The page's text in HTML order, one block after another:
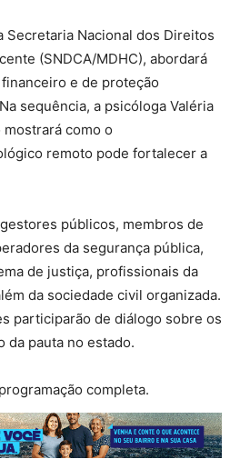
Secretaria Nacional dos Direitos
(SNDCA/MDHC), abordará
e de proteção
sequência, a psicóloga Valéria
como o
remoto pode fortalecer a
públicos, membros de
da segurança pública,
de justiça, profissionais da
da sociedade civil organizada.
participarão de diálogo sobre os
da pauta no estado.
completa.